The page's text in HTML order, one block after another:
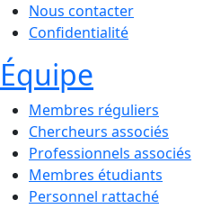
Nous contacter
Confidentialité
Équipe
Membres réguliers
Chercheurs associés
Professionnels associés
Membres étudiants
Personnel rattaché